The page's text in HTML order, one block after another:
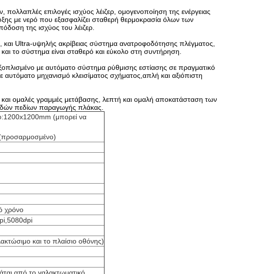
επιλογές ισχύος λέιζερ, ομογενοποίηση της ενέργειας
με νερό που εξασφαλίζει σταθερή θερμοκρασία όλων των
της ισχύος του λέιζερ.
Ultra-υψηλής ακρίβειας σύστημα ανατροφοδότησης πλέγματος,
το σύστημα είναι σταθερό και εύκολο στη συντήρηση.
με αυτόματο σύστημα ρύθμισης εστίασης σε πραγματικό
μηχανισμό κλεισίματος σχήματος,απλή και αξιόπιστη
ομαλές γραμμές μετάβασης, λεπτή και ομαλή αποκατάσταση των
πεδίων παραγωγής πλάκας.
(μπορεί να
χρόνο
και το πλαίσιο οθόνης)